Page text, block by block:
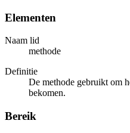
Elementen
Naam lid
methode
Definitie
De methode gebruikt om
bekomen.
Bereik